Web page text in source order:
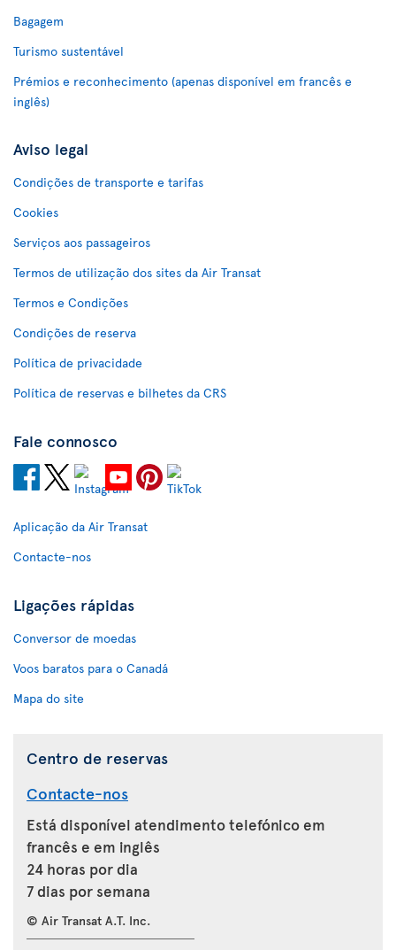
Bagagem
Turismo sustentável
Prémios e reconhecimento (apenas disponível em francês e
inglês)
Aviso legal
Condições de transporte e tarifas
Cookies
Serviços aos passageiros
Termos de utilização dos sites da Air Transat
Termos e Condições
Condições de reserva
Política de privacidade
Política de reservas e bilhetes da CRS
Fale connosco
Aplicação da Air Transat
Contacte-nos
Ligações rápidas
Conversor de moedas
Voos baratos para o Canadá
Mapa do site
Centro de reservas
Contacte-nos
Está disponível atendimento telefónico em
francês e em inglês
24 horas por dia
7 dias por semana
© Air Transat A.T. Inc.